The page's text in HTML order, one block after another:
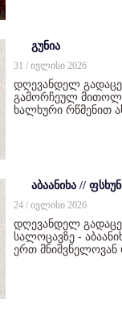
გუნია
31 / ივლისი 2026
დღევანდელ
გამორჩეულ
ხალხური რწმენით
აბაანიხა //
24 / ივლისი 2026
დღევანდელ
სალოცავზე -
ერთ